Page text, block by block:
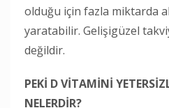
olduğu için fazla miktarda
yaratabilir. Gelişigüzel
değildir.
PEKİ D VİTAMİNİ
NELERDİR?